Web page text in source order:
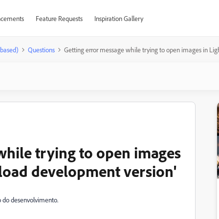
Feature Requests Inspiration Gallery
Questions Getting error message while trying to open images in
trying to open images
development version'
desenvolvimento.